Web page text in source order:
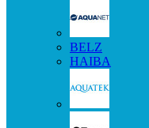
BELZ
HAIBA